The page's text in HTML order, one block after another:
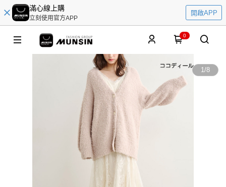
滿心線上購
立刻使用官方APP
開啟APP
0
1/8